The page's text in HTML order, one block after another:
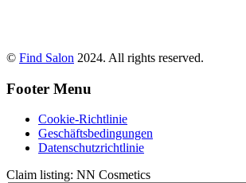
© Find Salon 2024. All rights reserved.
Footer Menu
Cookie-Richtlinie
Geschäftsbedingungen
Datenschutzrichtlinie
Claim listing: NN Cosmetics